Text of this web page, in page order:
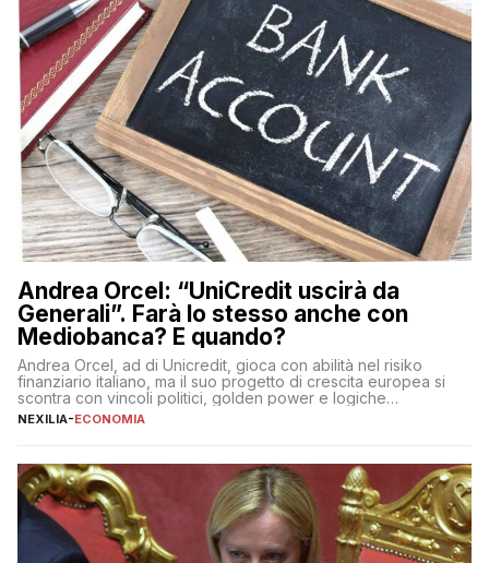
Andrea Orcel: “UniCredit uscirà da
Generali”. Farà lo stesso anche con
Mediobanca? E quando?
Andrea Orcel, ad di Unicredit, gioca con abilità nel risiko
finanziario italiano, ma il suo progetto di crescita europea si
scontra con vincoli politici, golden power e logiche
protezionistiche. Orcel e la mossa su Generali Andrea Orcel,
NEXILIA-ECONOMIA